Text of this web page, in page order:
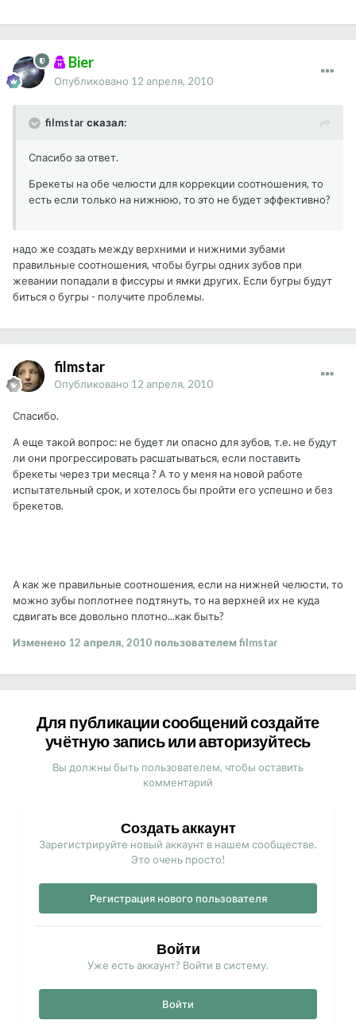
Bier
Опубликовано 12 апреля, 2010
filmstar сказал:
Спасибо за ответ.
Брекеты на обе челюсти для коррекции соотношения, то
есть если только на нижнюю, то это не будет эффективно?
надо же создать между верхними и нижними зубами
правильные соотношения, чтобы бугры одних зубов при
жевании попадали в фиссуры и ямки других. Если бугры будут
биться о бугры - получите проблемы.
filmstar
Опубликовано 12 апреля, 2010
Спасибо.
А еще такой вопрос: не будет ли опасно для зубов, т.е. не будут
ли они прогрессировать расшатываться, если поставить
брекеты через три месяца ? А то у меня на новой работе
испытательный срок, и хотелось бы пройти его успешно и без
брекетов.
А как же правильные соотношения, если на нижней челюсти, то
можно зубы поплотнее подтянуть, то на верхней их не куда
сдвигать все довольно плотно...как быть?
Изменено 12 апреля, 2010пользователем filmstar
Для публикации сообщений создайте
учётную запись или авторизуйтесь
Вы должны быть пользователем, чтобы оставить
комментарий
Создать аккаунт
Зарегистрируйте новый аккаунт в нашем сообществе.
Это очень просто!
Регистрация нового пользователя
Войти
Уже есть аккаунт? Войти в систему.
Войти